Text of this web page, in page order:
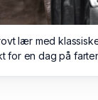
lær med
for en dag på